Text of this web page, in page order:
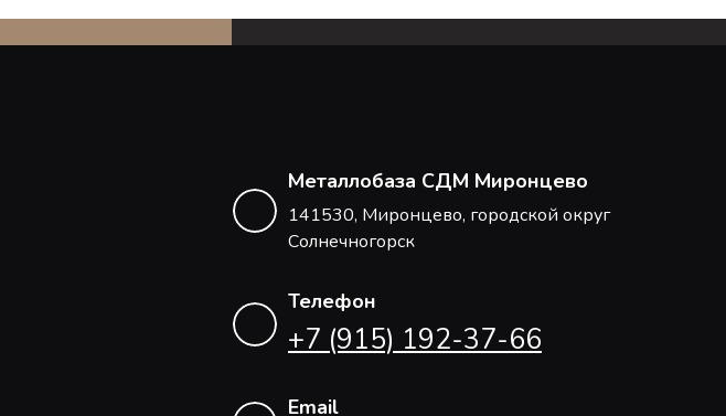
Металлобаза СДМ Миронцево
141530, Миронцево, городской округ
Солнечногорск
Телефон
+7 (915) 192-37-66
Email